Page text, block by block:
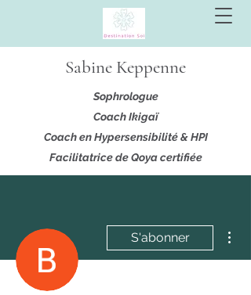
Sabine Keppenne
Sophrologue
Coach Ikigaï
Coach en Hypersensibilité & HPI
Facilitatrice de Qoya certifiée
S'abonner